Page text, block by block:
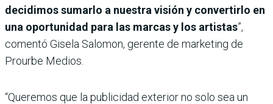
decidimos sumarlo a nuestra visión y convertirlo en
una oportunidad para las marcas y los artistas”,
comentó Gisela Salomon, gerente de marketing de
Prourbe Medios.
“Queremos que la publicidad exterior no solo sea un